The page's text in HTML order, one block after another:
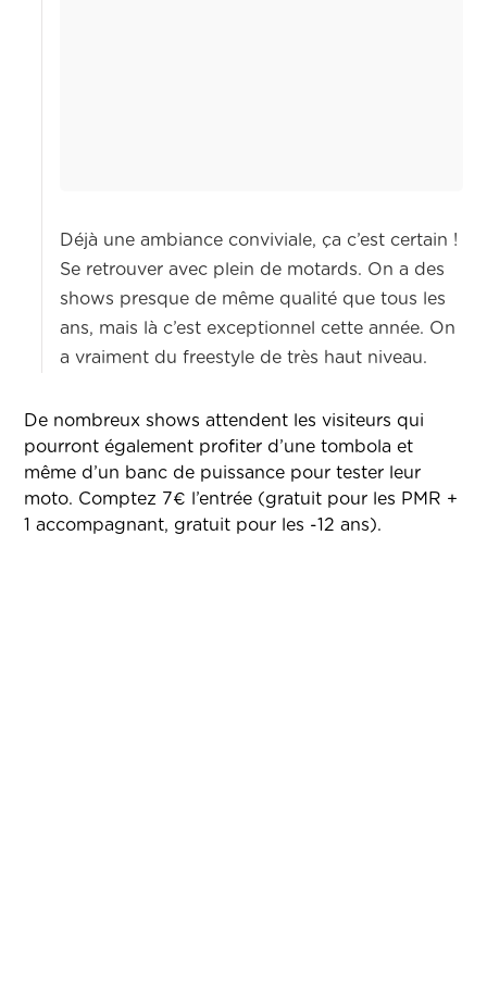
Déjà une ambiance conviviale, ça c’est certain !
Se retrouver avec plein de motards. On a des
shows presque de même qualité que tous les
ans, mais là c’est exceptionnel cette année. On
a vraiment du freestyle de très haut niveau.
De nombreux shows attendent les visiteurs qui
pourront également profiter d’une tombola et
même d’un banc de puissance pour tester leur
moto. Comptez 7€ l’entrée (gratuit pour les PMR +
1 accompagnant, gratuit pour les -12 ans).